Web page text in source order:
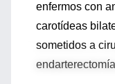
enfermos con
carotídeas
sometidos a